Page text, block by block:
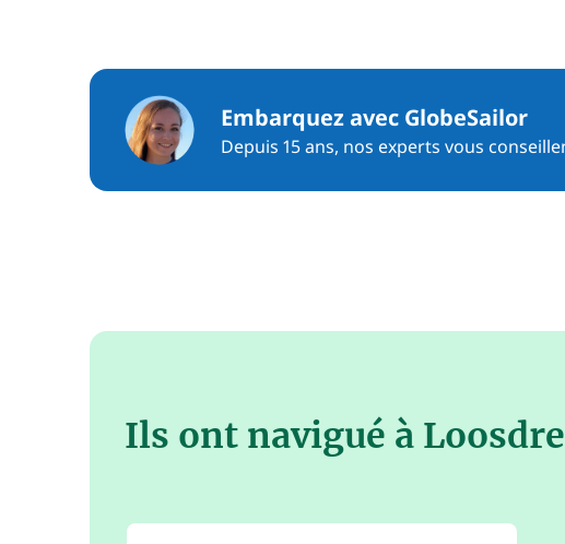
Embarquez avec GlobeSailor
Depuis 15 ans, nos experts vous
Ils ont navigué à